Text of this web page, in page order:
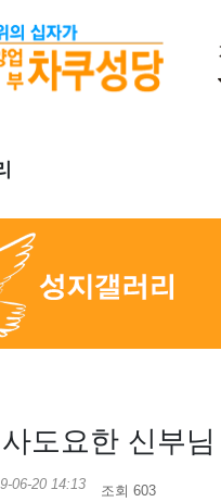
도요한 신부
06-20 14:13 조회 603